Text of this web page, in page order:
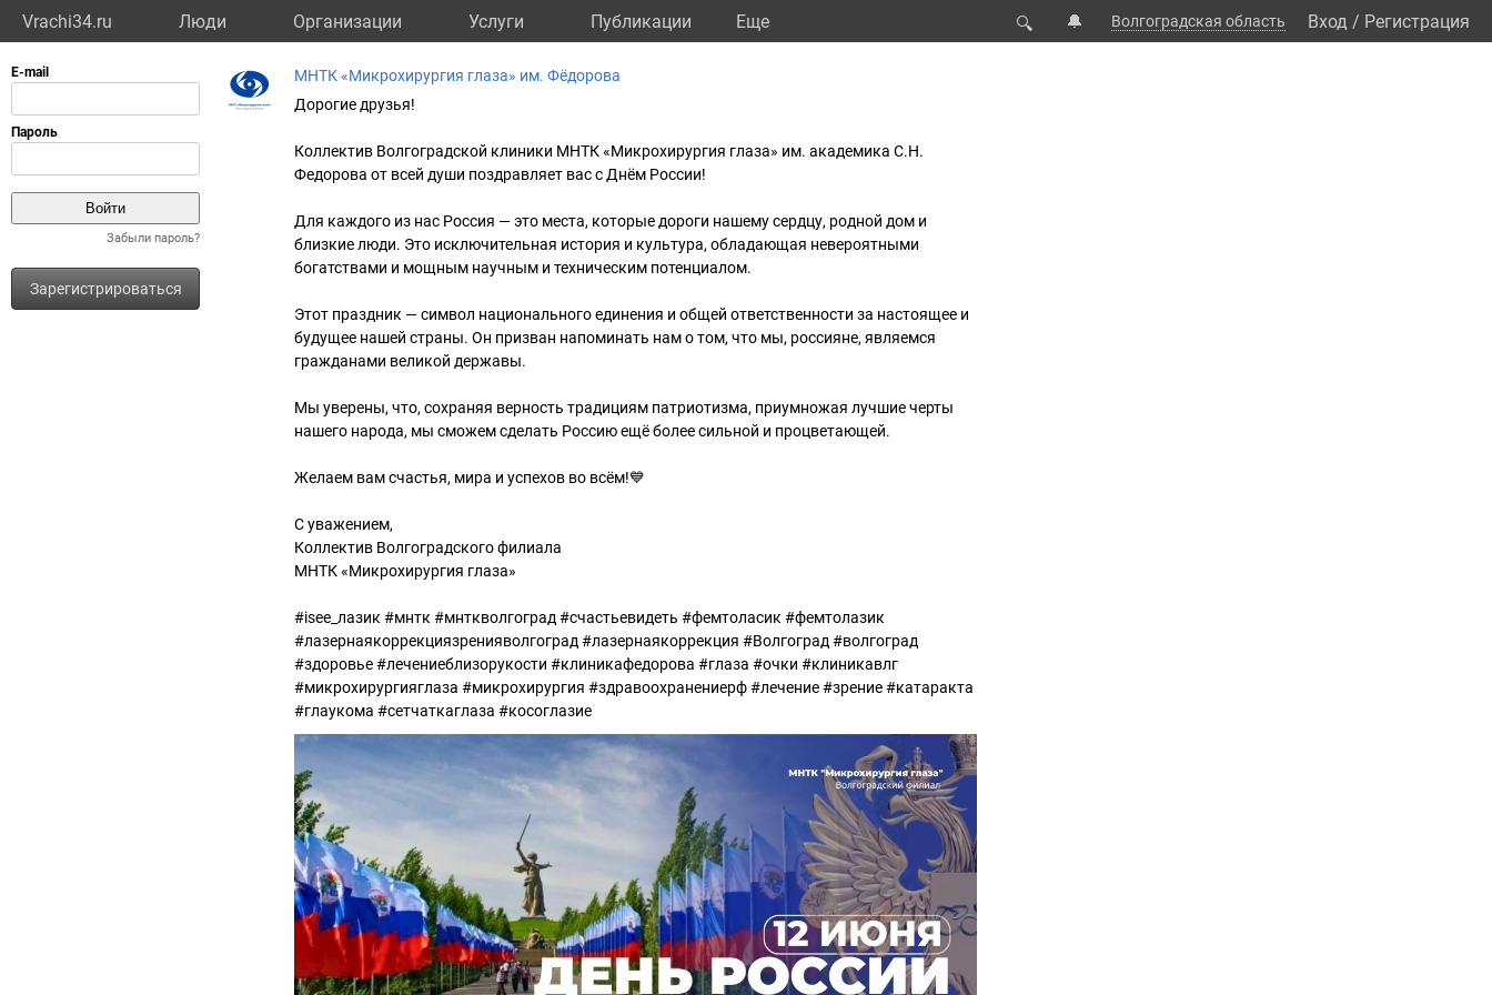
Vrachi34.ru Люди Организации Услуги Публикации Eще 🔍 🔔 Волгоградская область Вход / Регистрация
Забыли пароль?
Зарегистрироваться
МНТК «Микрохирургия глаза» им. Фёдорова
Дорогие друзья!
Коллектив Волгоградской клиники МНТК «Микрохирургия глаза» им. академика С.Н.
Федорова от всей души поздравляет вас с Днём России!
Для каждого из нас Россия — это места, которые дороги нашему сердцу, родной дом и
близкие люди. Это исключительная история и культура, обладающая невероятными
богатствами и мощным научным и техническим потенциалом.
Этот праздник — символ национального единения и общей ответственности за настоящее и
будущее нашей страны. Он призван напоминать нам о том, что мы, россияне, являемся
гражданами великой державы.
Мы уверены, что, сохраняя верность традициям патриотизма, приумножая лучшие черты
нашего народа, мы сможем сделать Россию ещё более сильной и процветающей.
Желаем вам счастья, мира и успехов во всём!💙
С уважением,
Коллектив Волгоградского филиала
МНТК «Микрохирургия глаза»
#isee_лазик #мнтк #мнткволгоград #счастьевидеть #фемтоласик #фемтолазик
#лазернаякоррекциязренияволгоград #лазернаякоррекция #Волгоград #волгоград
#здоровье #лечениеблизорукости #клиникафедорова #глаза #очки #клиникавлг
#микрохирургияглаза #микрохирургия #здравоохранениерф #лечение #зрение #катаракта
#глаукома #сетчаткаглаза #косоглазие